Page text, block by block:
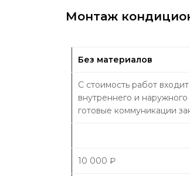
Монтаж
Без материалов
С стоимость работ
внутреннего и наружного
готовые коммуникации
10 000 ₽